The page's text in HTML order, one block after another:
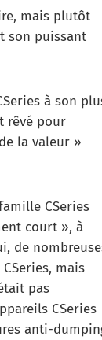
mais plutôt
son puissant
à son
rêvé pour
la valeur »
CSeries
court », à
de
mais
pas
CSeries
anti-